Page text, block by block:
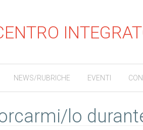
NEWS/RUBRICHE EVENTI
lo